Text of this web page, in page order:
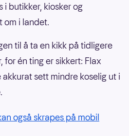
i butikker, kiosker og
om i landet.
til å ta en kikk på tidligere
én ting er sikkert: Flax
sett mindre koselig ut i
også skrapes på mobil